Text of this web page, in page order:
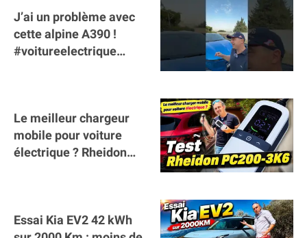
J’ai un problème avec
cette alpine A390 !
#voitureelectrique
Le meilleur chargeur
mobile pour voiture
électrique ? Rheidon
Essai Kia EV2 42 kWh